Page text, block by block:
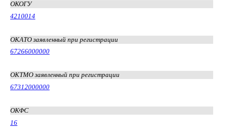
ОКОГУ
4210014
ОКАТО заявленный при регистрации
67266000000
ОКТМО заявленный при регистрации
67312000000
ОКФС
16